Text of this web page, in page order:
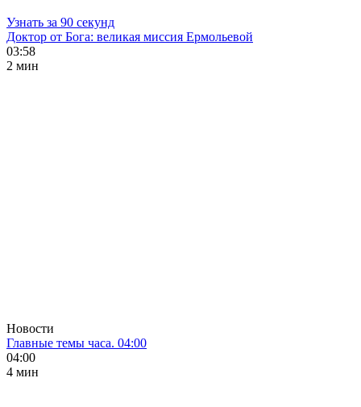
Узнать за 90 секунд
Доктор от Бога: великая миссия Ермольевой
03:58
2 мин
Новости
Главные темы часа. 04:00
04:00
4 мин